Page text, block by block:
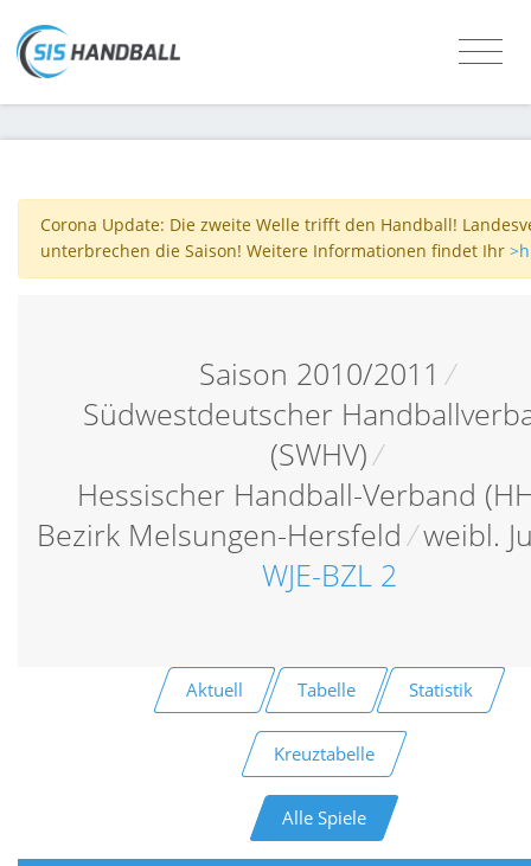
Corona Update: Die zweite Welle trifft den Handball!
unterbrechen die Saison! Weitere Informationen findet Ihr
Saison 2010/2011 /
Südwestdeutscher
(SWHV)/
Hessischer Handball-Verband
Bezirk Melsungen-Hersfeld /weibl.
WJE-BZL 2
Aktuell Tabelle Statistik
Kreuztabelle
Alle Spiele